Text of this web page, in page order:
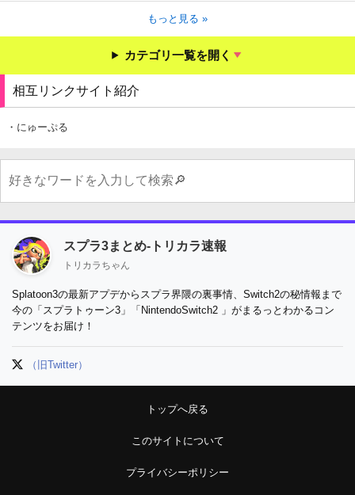
もっと見る »
カテゴリ一覧を開く
相互リンクサイト紹介
・にゅーぷる
スプラ3まとめ-トリカラ速報
トリカラちゃん
Splatoon3の最新アプデからスプラ界隈の裏事情、Switch2の秘情報まで
今の「スプラトゥーン3」「NintendoSwitch2 」がまるっとわかるコン
テンツをお届け！
（旧Twitter）
トップへ戻る
このサイトについて
プライバシーポリシー